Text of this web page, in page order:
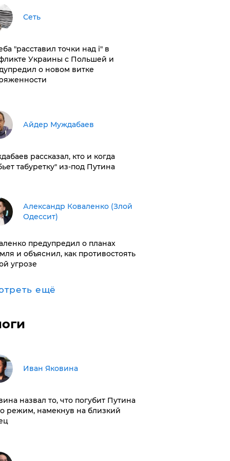
Сеть
"расставил точки над і" в
Украины с Польшей и
о новом витке
Айдер Муждабаев
рассказал, кто и когда
табуретку" из-под Путина
Александр Коваленко (Злой
Одессит)
предупредил о планах
и объяснил, как противостоять
угрозе
ещё
Иван Яковина
назвал то, что погубит Путина
режим, намекнув на близкий